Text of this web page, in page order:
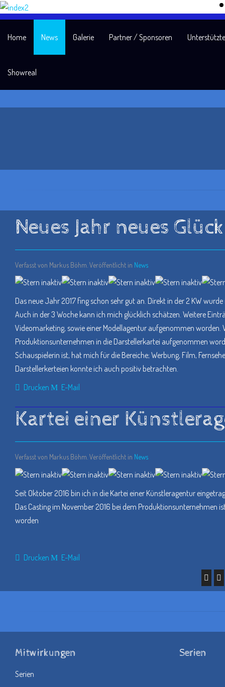
Home News Galerie Partner / Sponsoren
Showreal
Neues Jahr neues
Verfasst von Markus Böhm. Veröffentlicht in News
Das neue Jahr 2017 fing schon sehr gut an. Direkt in der 2 KW
Auch in der 3 Woche kann ich mich glücklich schätzen. Weitere
Videomarketing, sowie einer Modellagentur aufgenommen
Produktionsunternehmen in die Darstellerkartei aufgenommen
Schauspielerin ist, hat mich für die Bereiche; Werbung, Film,
Darstellerkerteien konnte ich auch positiv betrachten.
Drucken
E-Mail
Kartei einer
Verfasst von Markus Böhm. Veröffentlicht in News
Seit Oktober 2016 bin ich in die Kartei einer Künstleragentur
Das Casting im November 2016 bei dem Produktionsunternehmen
worden
Drucken E-Mail
Mitwirkungen
Serien
Serien